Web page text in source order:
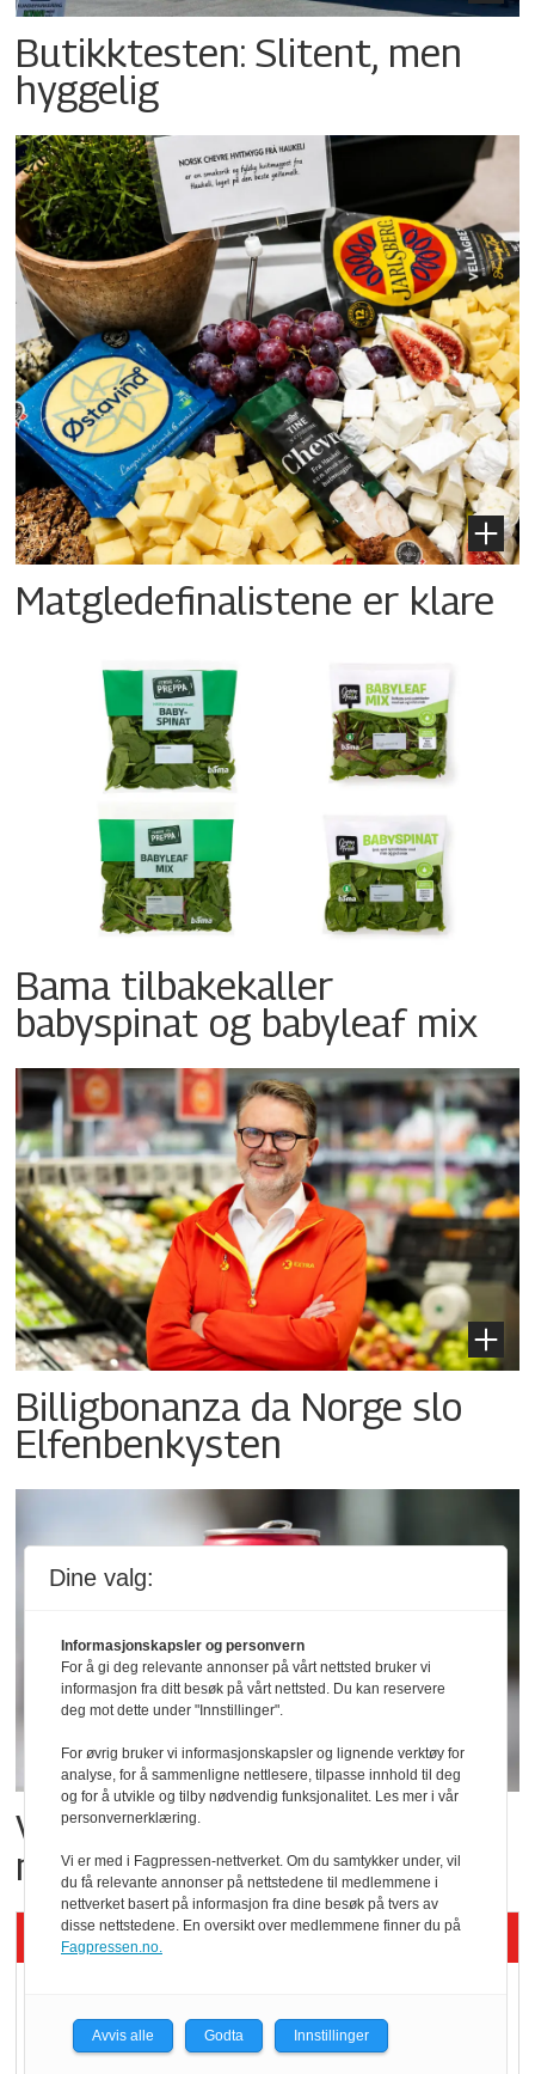
Butikktesten: Slitent, men
hyggelig
Matgledefinalistene er klare
Bama tilbakekaller
babyspinat og babyleaf mix
Billigbonanza da Norge slo
Elfenbenkysten
Vil vokse i brusmarkedet
med Dr Pepper
Siste artikler - KBS
pris når elbilister
Dine valg:
Informasjonskapsler og personvern
For å gi deg relevante annonser på vårt nettsted bruker vi
informasjon fra ditt besøk på vårt nettsted. Du kan reservere
deg mot dette under "Innstillinger".
For øvrig bruker vi informasjonskapsler og lignende verktøy for
analyse, for å sammenligne nettlesere, tilpasse innhold til deg
og for å utvikle og tilby nødvendig funksjonalitet. Les mer i vår
personvernerklæring.
Vi er med i Fagpressen-nettverket. Om du samtykker under, vil
du få relevante annonser på nettstedene til medlemmene i
nettverket basert på informasjon fra dine besøk på tvers av
disse nettstedene. En oversikt over medlemmene finner du på
Fagpressen.no.
Avvis alle Godta Innstillinger